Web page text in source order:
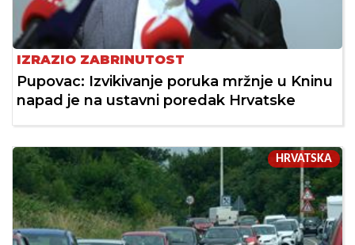
IZRAZIO ZABRINUTOST
Pupovac: Izvikivanje poruka mržnje u Kninu
napad je na ustavni poredak Hrvatske
HRVATSKA